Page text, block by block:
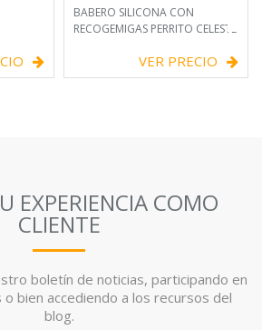
BABERO SILICONA CON
RECOGEMIGAS PERRITO CELESTE
VER PRECIO
EXPERIENCIA COMO
CLIENTE
boletín de noticias, participando en
bien accediendo a los recursos del
blog.